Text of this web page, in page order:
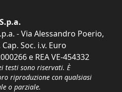
- Via Alessandro Poerio,
Soc. i.v. Euro
e REA VE-454332
testi sono riservati. È
riproduzione con qualsiasi
o parziale.